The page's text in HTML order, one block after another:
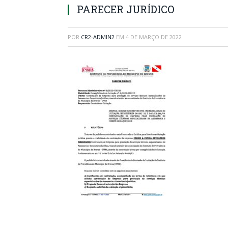
PARECER JURÍDICO
POR CR2-ADMIN2 EM 4 DE MARÇO DE 2022